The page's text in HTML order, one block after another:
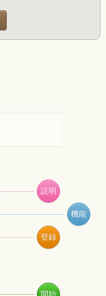
説明
機能
登録
開始